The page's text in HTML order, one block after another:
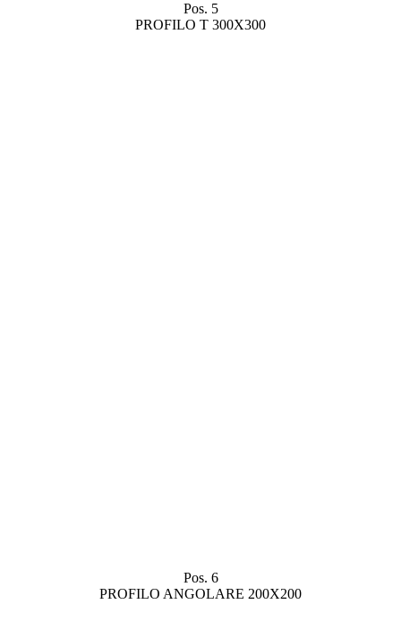
Pos. 5
PROFILO T 300X300
Pos. 6
PROFILO ANGOLARE 200X200